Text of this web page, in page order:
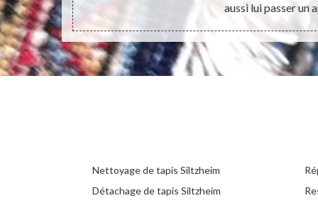
aussi lui passer un
Nettoyage de tapis Siltzheim
Détachage de tapis Siltzheim